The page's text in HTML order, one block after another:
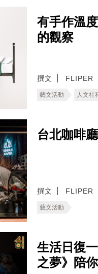
有手作溫
的觀察
撰文 FLIPER
藝文活動 人文社
台北咖啡
撰文 FLIPER
藝文活動
生活日復
之夢》陪